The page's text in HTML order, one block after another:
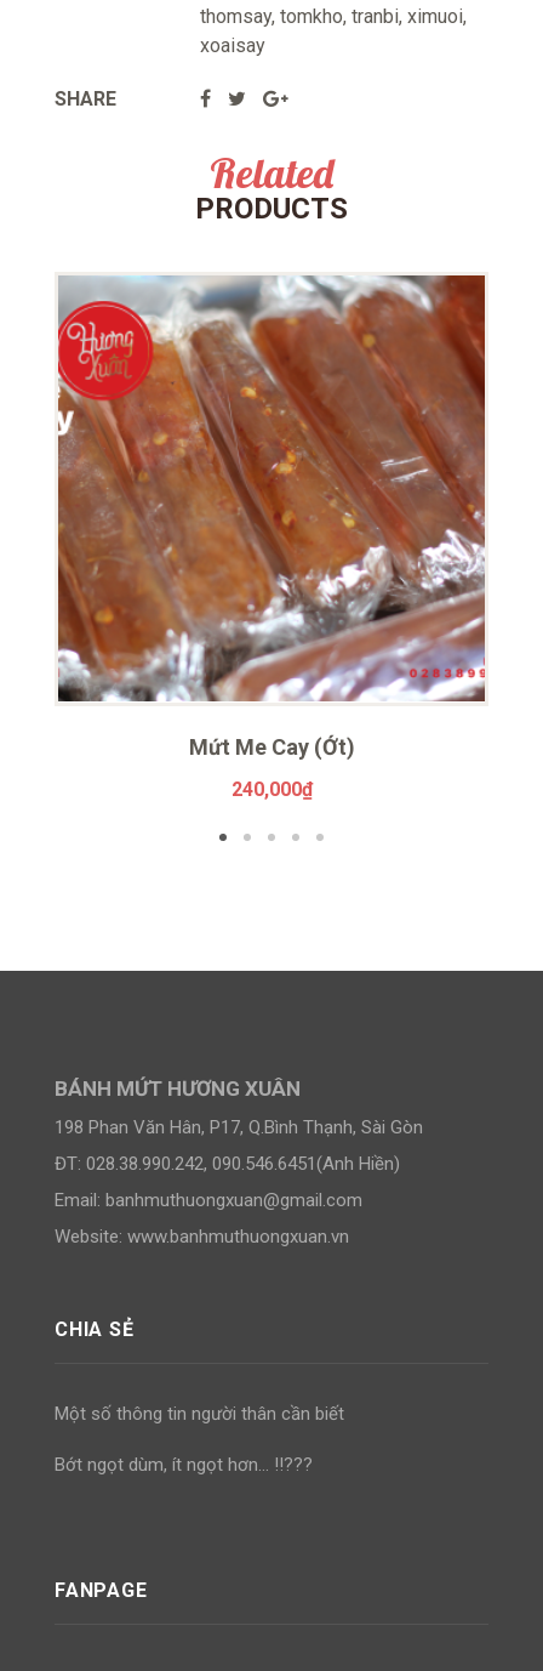
thomsay, tomkho, tranbi, ximuoi,
xoaisay
SHARE
Related
PRODUCTS
Mứt Me Cay (Ớt)
240,000₫
BÁNH MỨT HƯƠNG XUÂN
198 Phan Văn Hân, P17, Q.Bình Thạnh, Sài Gòn
ĐT: 028.38.990.242, 090.546.6451(Anh Hiền)
Email: banhmuthuongxuan@gmail.com
Website: www.banhmuthuongxuan.vn
CHIA SẺ
Một số thông tin người thân cần biết
Bớt ngọt dùm, ít ngọt hơn… !!???
FANPAGE